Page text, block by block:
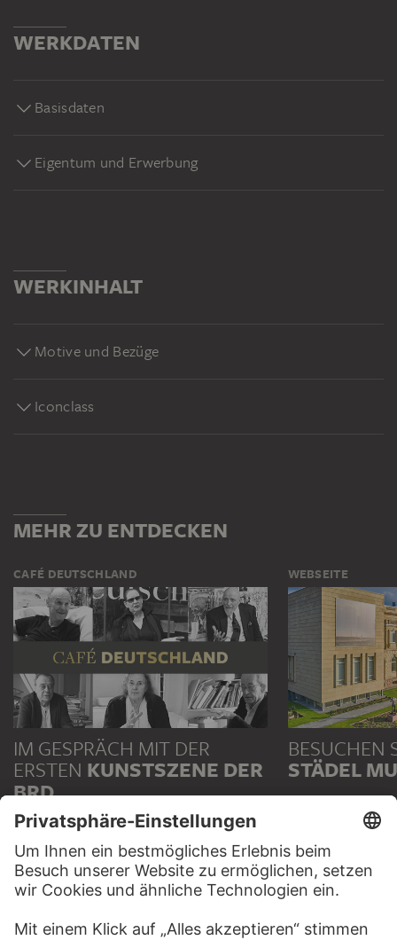
WERKDATEN
Basisdaten
Eigentum und Erwerbung
WERKINHALT
Motive und Bezüge
Iconclass
MEHR ZU ENTDECKEN
CAFÉ DEUTSCHLAND
IM GESPRÄCH MIT DER
ERSTEN KUNSTSZENE DER
BRD
ZU CAFÉ DEUTSCHLAND
WEBSEITE
BESUCHEN
STÄDEL
ZUR